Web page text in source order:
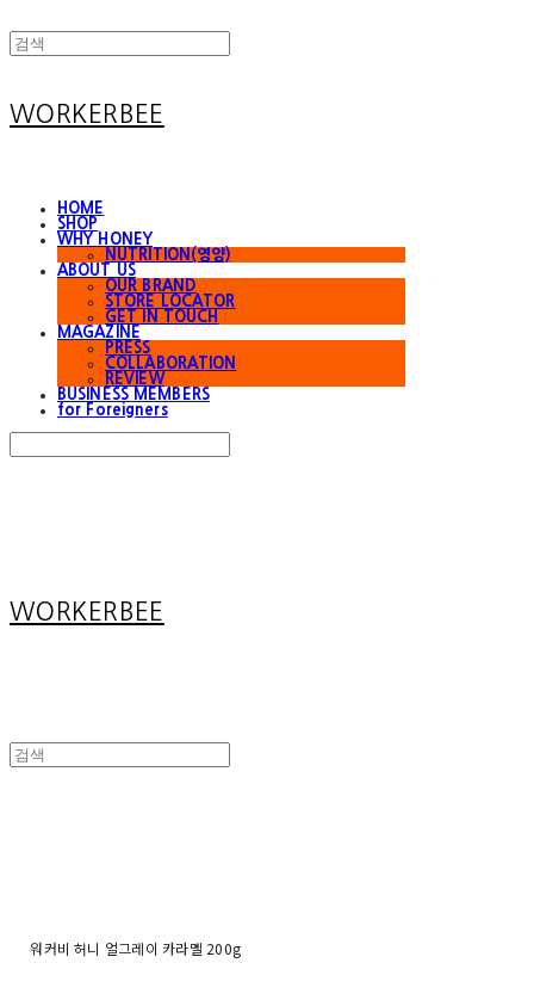
WORKERBEE
HOME
SHOP
WHY HONEY
NUTRITION(영양)
ABOUT US
OUR BRAND
STORE LOCATOR
GET IN TOUCH
MAGAZINE
PRESS
COLLABORATION
REVIEW
BUSINESS MEMBERS
for Foreigners
WORKERBEE
워커비 허니 얼그레이 카라멜 200g